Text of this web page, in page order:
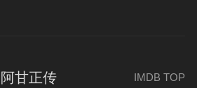
IMDB TOP
阿甘正传